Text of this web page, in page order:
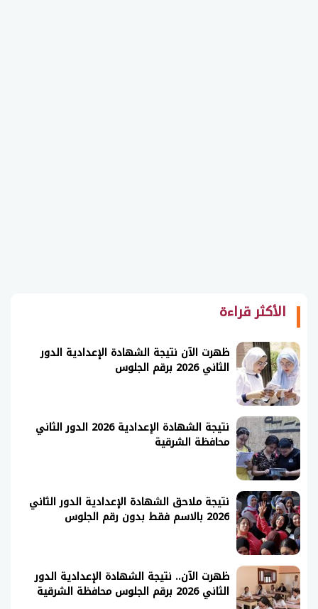
الأكثر قراءة
ظهرت الآن نتيجة الشهادة الإعدادية الدور
الثاني 2026 برقم الجلوس
نتيجة الشهادة الإعدادية 2026 الدور الثاني
محافظة الشرقية
نتيجة ملاحق الشهادة الإعدادية الدور الثاني
2026 بالاسم فقط بدون رقم الجلوس
ظهرت الآن.. نتيجة الشهادة الإعدادية الدور
الثاني 2026 برقم الجلوس محافظة الشرقية